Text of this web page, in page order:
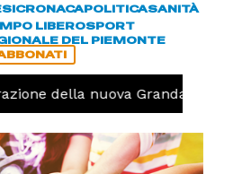
CRONACAPOLITICASANITÀ
LIBEROSPORT
DEL PIEMONTE
della nuova Granda Volley